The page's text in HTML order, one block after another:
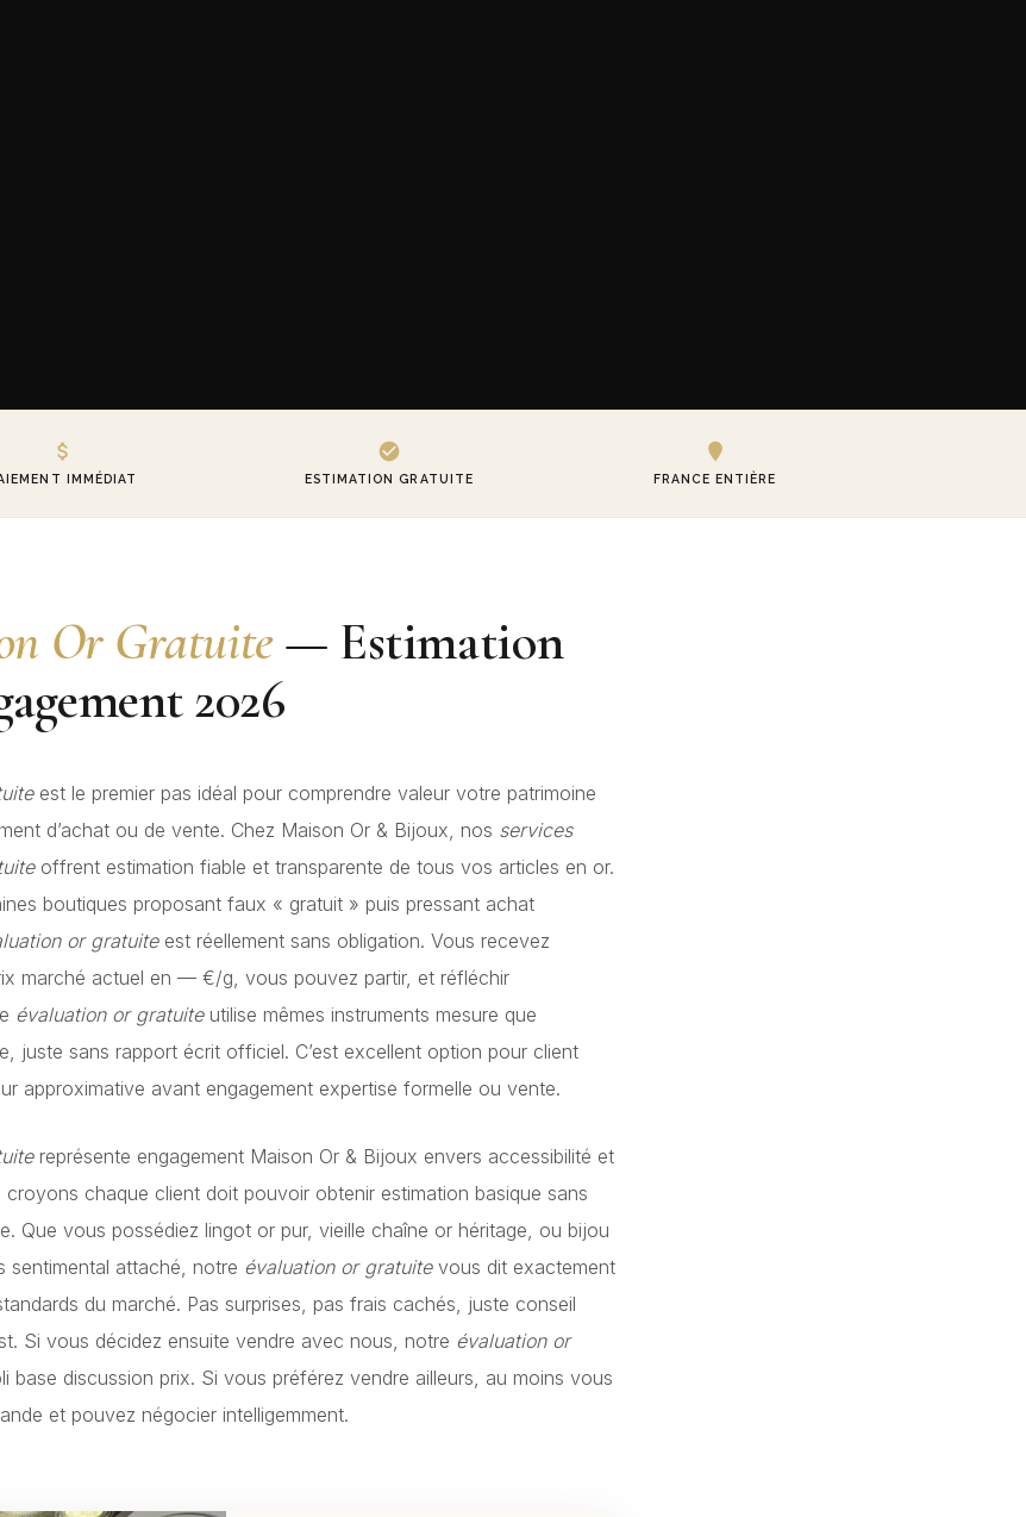
IMMÉDIAT ESTIMATION GRATUITE FRANCE ENTIÈRE
Or Gratuite— Estimation
2026
est le premier pas idéal pour comprendre valeur votre patrimoine
d’achat ou de vente. Chez Maison Or & Bijoux, nos services
offrent estimation fiable et transparente de tous vos articles en or.
boutiques proposant faux « gratuit » puis pressant achat
or gratuiteest réellement sans obligation. Vous recevez
marché actuel en— €/g, vous pouvez partir, et réfléchir
évaluation or gratuiteutilise mêmes instruments mesure que
juste sans rapport écrit officiel. C’est excellent option pour client
approximative avant engagement expertise formelle ou vente.
représente engagement Maison Or & Bijoux envers accessibilité et
croyons chaque client doit pouvoir obtenir estimation basique sans
Que vous possédiez lingot or pur, vieille chaîne or héritage, ou bijou
sentimental attaché, notre évaluation or gratuitevous dit exactement
du marché. Pas surprises, pas frais cachés, juste conseil
Si vous décidez ensuite vendre avec nous, notre évaluation or
base discussion prix. Si vous préférez vendre ailleurs, au moins vous
et pouvez négocier intelligemment.